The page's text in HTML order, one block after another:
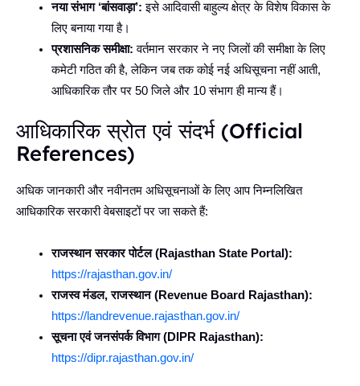
नया संभाग ‘बांसवाड़ा’: इसे आदिवासी बाहुल्य क्षेत्र के विशेष विकास के
लिए बनाया गया है।
प्रशासनिक समीक्षा: वर्तमान सरकार ने नए जिलों की समीक्षा के लिए
कमेटी गठित की है, लेकिन जब तक कोई नई अधिसूचना नहीं आती,
आधिकारिक तौर पर 50 जिले और 10 संभाग ही मान्य हैं।
आधिकारिक स्रोत एवं संदर्भ (Official
References)
अधिक जानकारी और नवीनतम अधिसूचनाओं के लिए आप निम्नलिखित
आधिकारिक सरकारी वेबसाइटों पर जा सकते हैं:
राजस्थान सरकार पोर्टल (Rajasthan State Portal):
https://rajasthan.gov.in/
राजस्व मंडल, राजस्थान (Revenue Board Rajasthan):
https://landrevenue.rajasthan.gov.in/
सूचना एवं जनसंपर्क विभाग (DIPR Rajasthan):
https://dipr.rajasthan.gov.in/